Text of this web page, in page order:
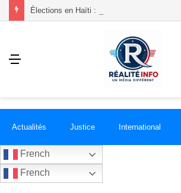
Menu
Actualités Justice International
French
French